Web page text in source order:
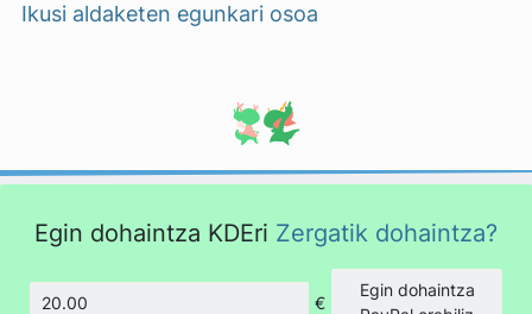
Ikusi aldaketen egunkari osoa
Egin dohaintza KDEri Zergatik dohaintza?
€
Egin dohaintza